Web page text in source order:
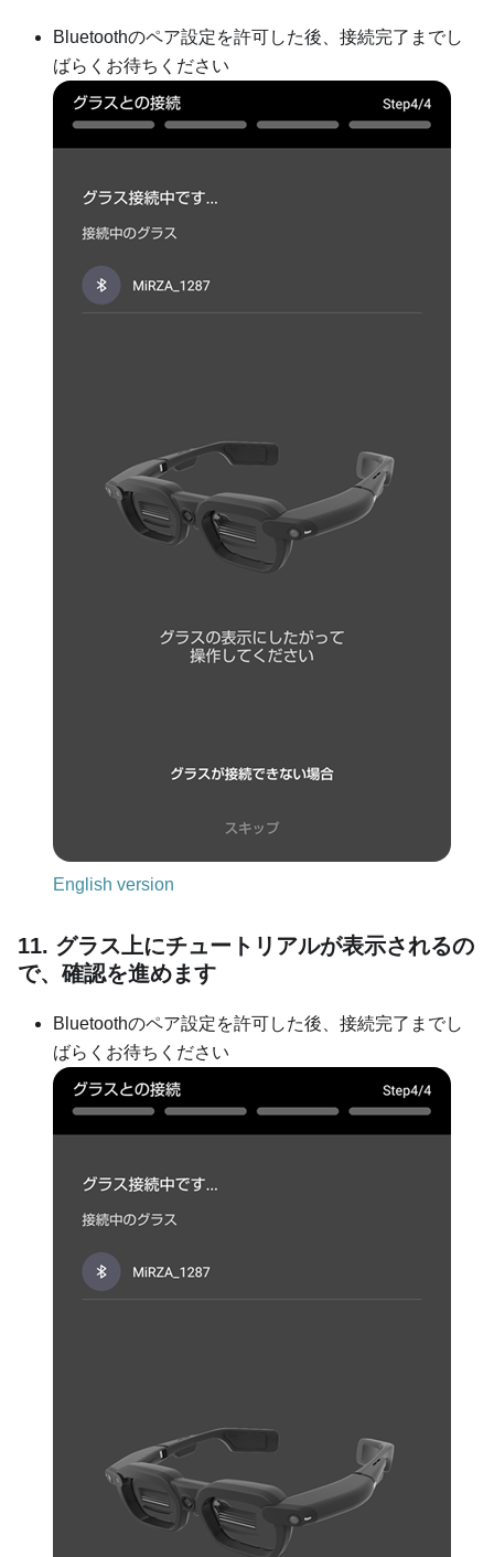
Bluetoothのペア設定を許可した後、接続完了までし
ばらくお待ちください
English version
11. グラス上にチュートリアルが表示されるの
で、確認を進めます
Bluetoothのペア設定を許可した後、接続完了までし
ばらくお待ちください